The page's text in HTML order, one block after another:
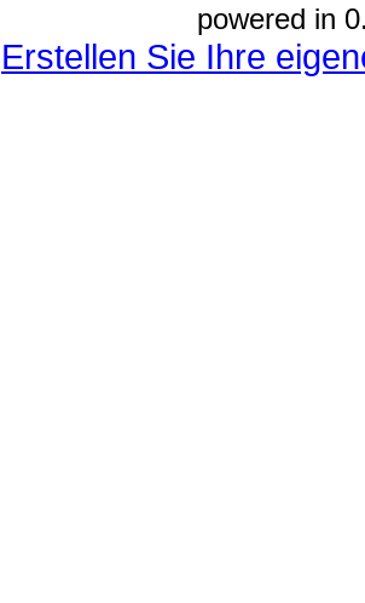
powered in
Erstellen Sie Ihre